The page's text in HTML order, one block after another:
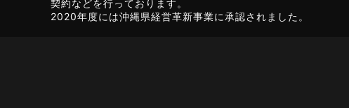
契約などを行っております。
2020年度には沖縄県経営革新事業に承認されました。